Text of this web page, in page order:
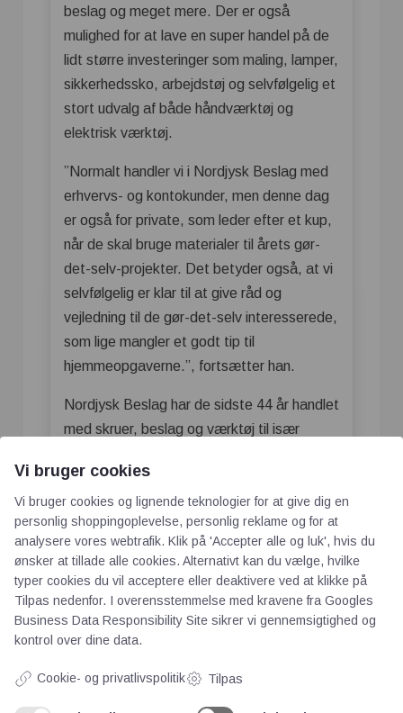
beslag og meget mere. Der er også
mulighed for at lave en super handel på de
lidt større investeringer som maling, lamper,
sikkerhedssko, arbejdstøj og selvfølgelig et
stort udvalg af både håndværktøj og
elektrisk værktøj.
”Normalt handler vi i Nordjysk Beslag med
erhvervs- og kontokunder, men denne dag
er også for private, som leder efter et kup,
når de skal bruge materialer til årets gør-
det-selv-projekter. Det betyder også, at vi
selvfølgelig er klar til at give råd og
vejledning til de gør-det-selv interesserede,
som lige mangler et godt tip til
hjemmeopgaverne.”, fortsætter han.
Nordjysk Beslag har de sidste 44 år handlet
med skruer, beslag og værktøj til især
men til det årlige Lager Outlet åbnes
dørene på vid gab for alle, som kunne have
interesse i professionelt værktøj og
højkvalitets-byggematerialer.
Find Nordjysk Beslags begivenhed på
Facebook, som løbende bliver opdateret
med de gode tilbud.
Hvor og hvornår:
Vi bruger cookies
Vi bruger cookies og lignende teknologier for at give dig en
personlig shoppingoplevelse, personlig reklame og for at
analysere vores webtrafik. Klik på 'Accepter alle og luk', hvis du
ønsker at tillade alle cookies. Alternativt kan du vælge, hvilke
typer cookies du vil acceptere eller deaktivere ved at klikke på
Tilpas nedenfor. I overensstemmelse med kravene fra Googles
Business Data Responsibility Site sikrer vi gennemsigtighed og
kontrol over dine data.
Cookie- og privatlivspolitik Tilpas